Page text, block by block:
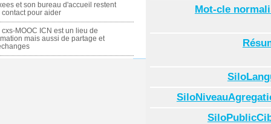
Mot-cle
et son bureau d'accueil restent
contact pour aider
cxs-MOOC ICN est un lieu de
mais aussi de partage et